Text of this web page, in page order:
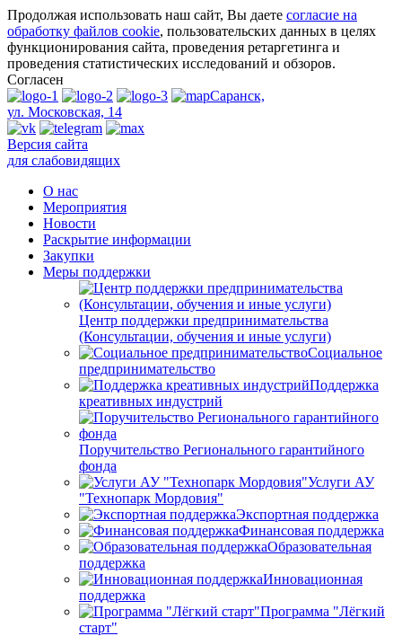
Продолжая использовать наш сайт, Вы даете согласие на
обработку файлов cookie, пользовательских данных в целях
функционирования сайта, проведения ретаргетинга и
проведения статистических исследований и обзоров.
Согласен
Саранск,
ул. Московская, 14
Версия сайта
для слабовидящих
О нас
Мероприятия
Новости
Раскрытие информации
Закупки
Меры поддержки
Центр поддержки предпринимательства
(Консультации, обучения и иные услуги)
Социальное
предпринимательство
Поддержка
креативных индустрий
Поручительство Регионального гарантийного
фонда
Услуги АУ
"Технопарк Мордовия"
Экспортная поддержка
Финансовая поддержка
Образовательная
поддержка
Инновационная
поддержка
Программа "Лёгкий
старт"